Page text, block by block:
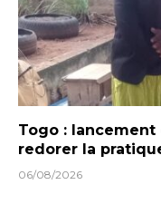
Togo : lancement
redorer la
06/08/2026